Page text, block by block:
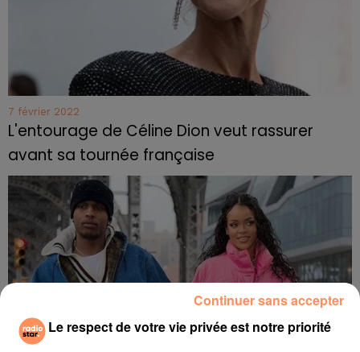
7 février 2022
L'entourage de Céline Dion veut rassurer
avant sa tournée française
Le respect de votre vie privée est notre priorité
Continuer sans accepter